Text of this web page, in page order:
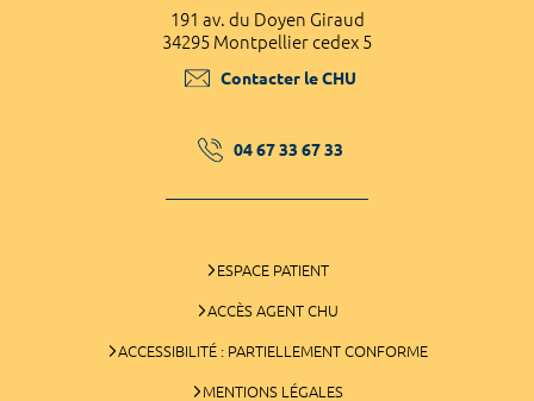
191 av. du Doyen Giraud
34295 Montpellier cedex 5
Contacter le CHU
04 67 33 67 33
ESPACE PATIENT
ACCÈS AGENT CHU
ACCESSIBILITÉ : PARTIELLEMENT CONFORME
MENTIONS LÉGALES